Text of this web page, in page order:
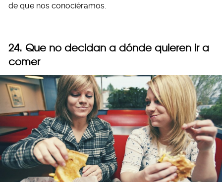
de que nos conociéramos.
24. Que no decidan a dónde quieren ir a
comer